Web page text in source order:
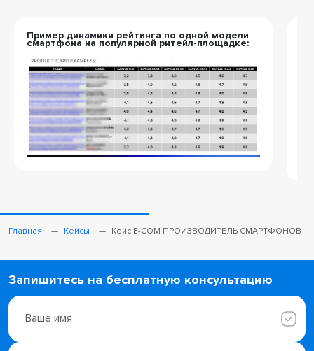
Пример динамики рейтинга по одной модели
смартфона на популярной ритейл-площадке:
Главная Кейсы Кейс E-COM ПРОИЗВОДИТЕЛЬ СМАРТФОНОВ
Запишитесь на бесплатную консультацию